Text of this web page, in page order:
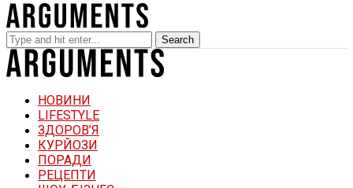
Search
НОВИНИ
LIFESTYLE
ЗДОРОВ’Я
КУРЙОЗИ
ПОРАДИ
РЕЦЕПТИ